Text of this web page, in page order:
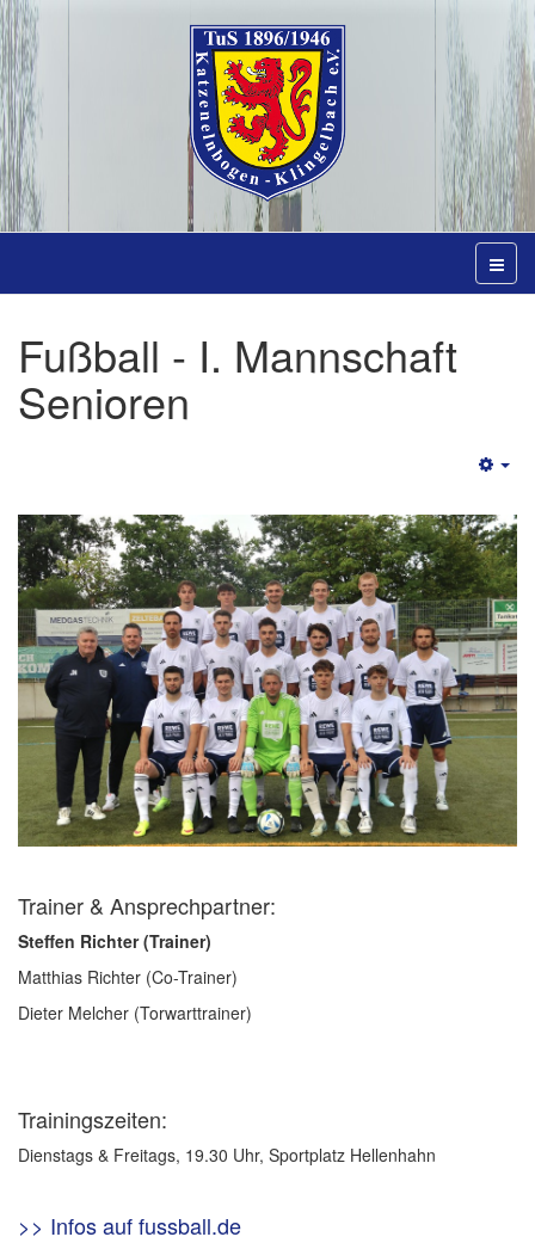
Fußball - I. Mannschaft
Senioren
Trainer & Ansprechpartner:
Steffen Richter (Trainer)
Matthias Richter (Co-Trainer)
Dieter Melcher (Torwarttrainer)
Trainingszeiten:
Dienstags & Freitags, 19.30 Uhr, Sportplatz Hellenhahn
>> Infos auf fussball.de